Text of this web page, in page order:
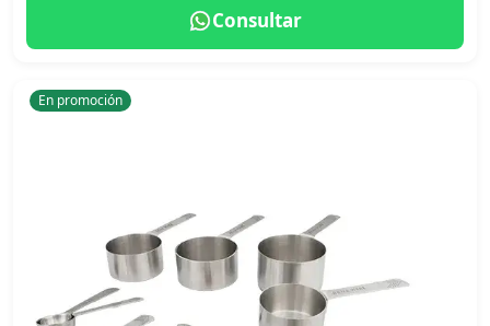
Consultar
En promoción